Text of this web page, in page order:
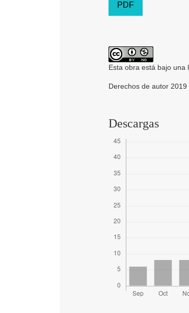
PDF
Esta obra está bajo una
Derechos de autor
Descargas